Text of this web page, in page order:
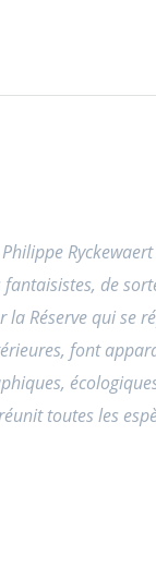
de
Réserve qui se
font
toutes les